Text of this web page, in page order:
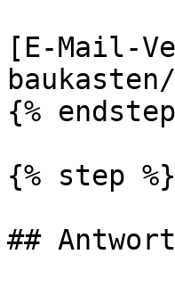
[E-Mail-
{%
{% step %}
##